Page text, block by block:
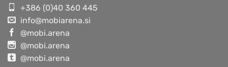
+386 (0)40 360 445
info@mobiarena.si
@mobi.arena
@mobi.arena
@mobi.arena